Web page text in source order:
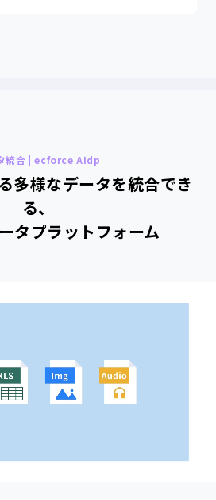
統合 | ecforce AIdp
多様なデータを統合でき
る、
タプラットフォーム